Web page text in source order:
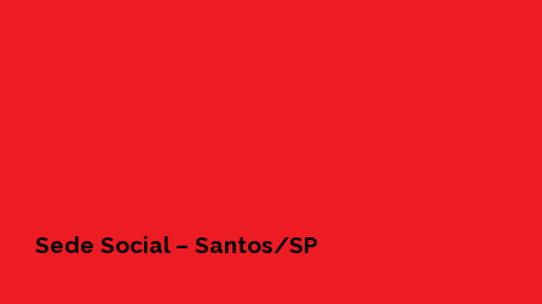
Sede Social – Santos/SP